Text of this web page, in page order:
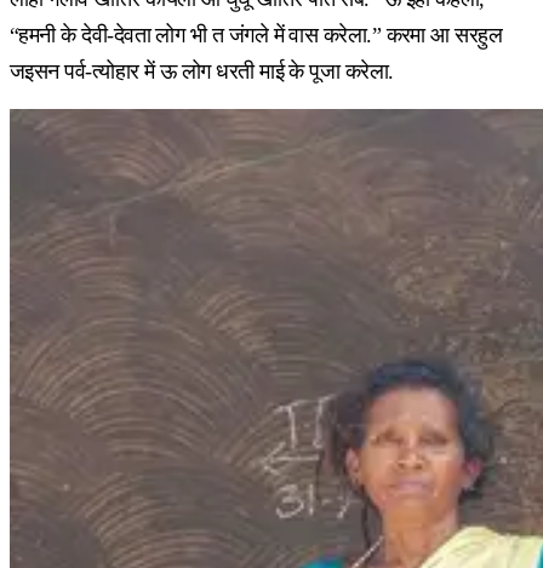
“हमनी के देवी-देवता लोग भी त जंगले में वास करेला.” करमा आ सरहुल
जइसन पर्व-त्योहार में ऊ लोग धरती माई के पूजा करेला.